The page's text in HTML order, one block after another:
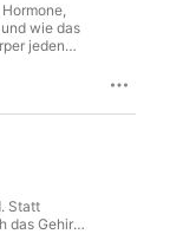
wie das
jeden
was
E-Book
Statt
das Gehirn